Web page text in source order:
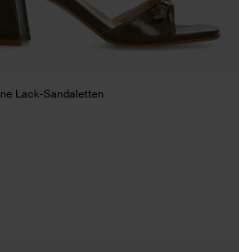
Lack-Sandaletten